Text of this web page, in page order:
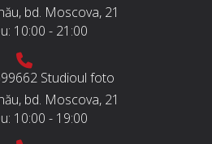
bd. Moscova, 21
10:00 - 21:00
Studioul foto
bd. Moscova, 21
10:00 - 19:00